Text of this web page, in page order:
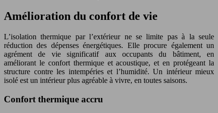
Amélioration du confort de vie
L’isolation thermique par l’extérieur ne se limite pas à la seule
réduction des dépenses énergétiques. Elle procure également un
agrément de vie significatif aux occupants du bâtiment, en
améliorant le confort thermique et acoustique, et en protégeant la
structure contre les intempéries et l’humidité. Un intérieur mieux
isolé est un intérieur plus agréable à vivre, en toutes saisons.
Confort thermique accru